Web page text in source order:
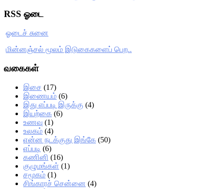
RSS ஓடை
ஓடைச் சுனை
மின்னஞ்சல் மூலம் இடுகைகளைப் பெற..
வகைகள்
இசை (17)
இணையம் (6)
இது எப்படி இருக்கு (4)
இயற்கை (6)
உணவு (1)
உலகம் (4)
என்ன நடக்குது இங்கே (50)
எப்படி (6)
கணினி (16)
குழுமங்கள் (1)
சமூகம் (1)
சிங்காரச் சென்னை (4)